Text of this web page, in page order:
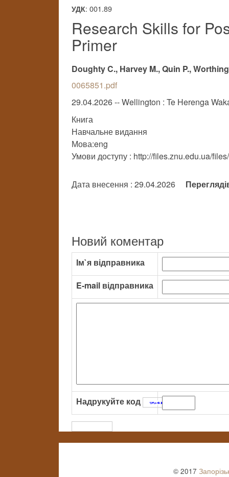
УДК: 001.89
Research Skills for
Primer
Doughty C., Harvey M., Quin P.,
0065851.pdf
29.04.2026 -- Wellington : Te Herenga
Книга
Навчальне видання
Мова:eng
Умови доступу : http://files.znu.edu.ua/
Дата внесення : 29.04.2026
Новий коментар
Ім`я відправника
E-mail відправника
Надрукуйте код
© 2017